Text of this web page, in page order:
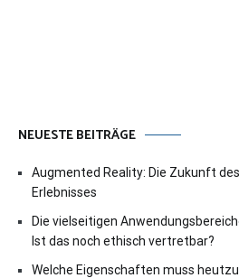
NEUESTE BEITRÄGE
Augmented Reality: Die Zukunft
Erlebnisses
Die vielseitigen
Ist das noch ethisch vertretbar?
Welche Eigenschaften muss